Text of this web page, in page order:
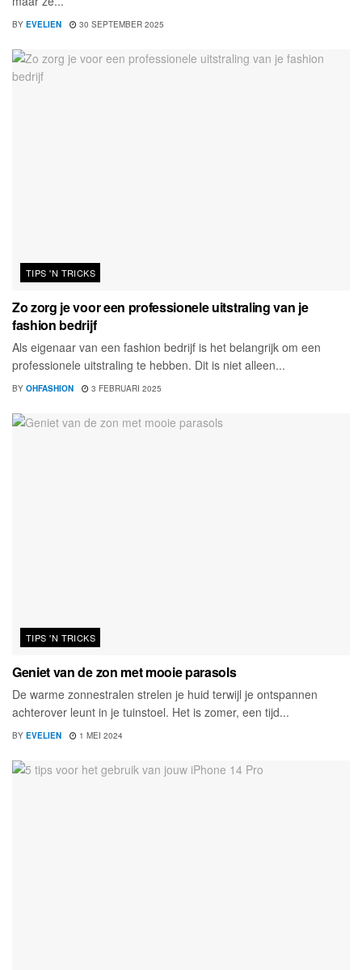
BY EVELIEN 30 SEPTEMBER 2025
TIPS 'N TRICKS
Zo zorg je voor een professionele uitstraling van je
fashion bedrijf
Als eigenaar van een fashion bedrijf is het belangrijk om een
professionele uitstraling te hebben. Dit is niet alleen...
BY OHFASHION 3 FEBRUARI 2025
TIPS 'N TRICKS
Geniet van de zon met mooie parasols
De warme zonnestralen strelen je huid terwijl je ontspannen
achterover leunt in je tuinstoel. Het is zomer, een tijd...
BY EVELIEN 1 MEI 2024